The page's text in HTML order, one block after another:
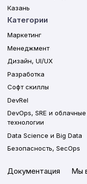
Казань
Категории
Маркетинг
Менеджмент
Дизайн, UI/UX
Разработка
Софт скиллы
DevRel
DevOps, SRE и облачные
технологии
Data Science и Big Data
Безопасность, SecOps
Документация
Мы